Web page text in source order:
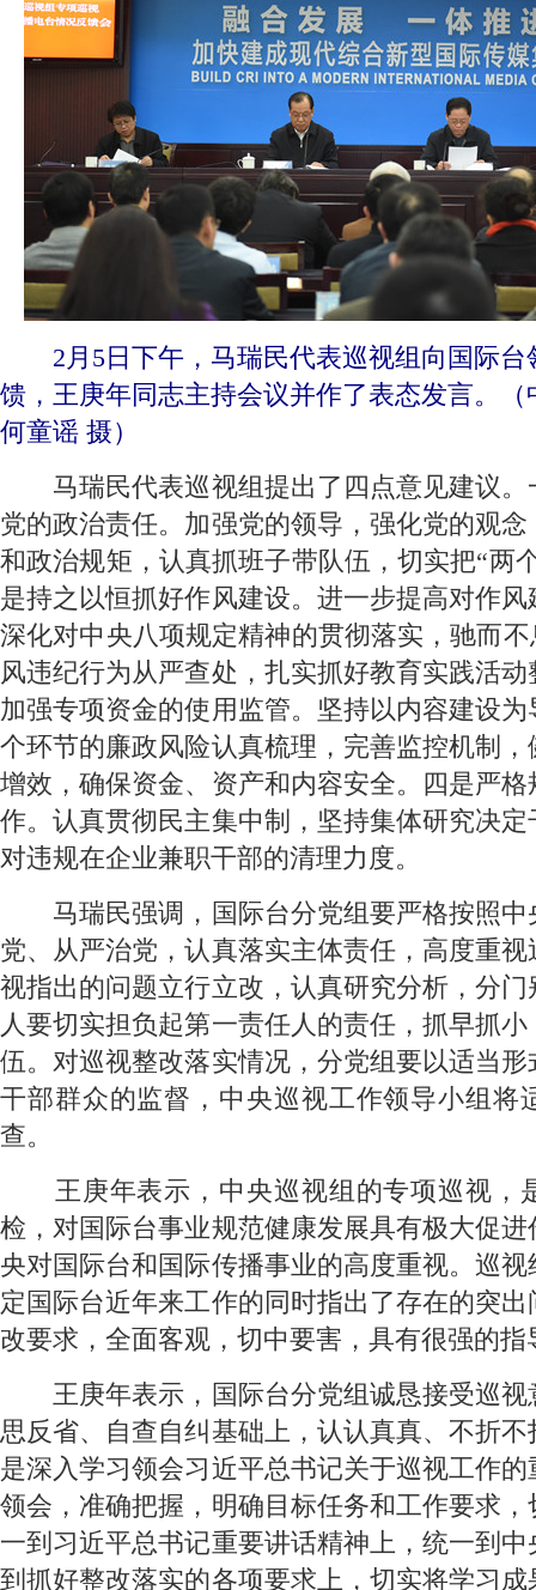
2月5日下午，马瑞民代表巡视组向国际台
馈，王庚年同志主持会议并作了表态发言。
何童谣 摄）
马瑞民代表巡视组提出了四点意见建议。
党的政治责任。加强党的领导，强化党的观
和政治规矩，认真抓班子带队伍，切实把“两
是持之以恒抓好作风建设。进一步提高对作
深化对中央八项规定精神的贯彻落实，驰而
风违纪行为从严查处，扎实抓好教育实践活
加强专项资金的使用监管。坚持以内容建设
个环节的廉政风险认真梳理，完善监控机制
增效，确保资金、资产和内容安全。四是严
作。认真贯彻民主集中制，坚持集体研究决
对违规在企业兼职干部的清理力度。
马瑞民强调，国际台分党组要严格按照中
党、从严治党，认真落实主体责任，高度重
视指出的问题立行立改，认真研究分析，分
人要切实担负起第一责任人的责任，抓早抓
伍。对巡视整改落实情况，分党组要以适当
干部群众的监督，中央巡视工作领导小组将
查。
王庚年表示，中央巡视组的专项巡视，
检，对国际台事业规范健康发展具有极大促
央对国际台和国际传播事业的高度重视。巡
定国际台近年来工作的同时指出了存在的突
改要求，全面客观，切中要害，具有很强的
王庚年表示，国际台分党组诚恳接受巡视
思反省、自查自纠基础上，认认真真、不折
是深入学习领会习近平总书记关于巡视工作
领会，准确把握，明确目标任务和工作要求
一到习近平总书记重要讲话精神上，统一到
到抓好整改落实的各项要求上，切实将学习